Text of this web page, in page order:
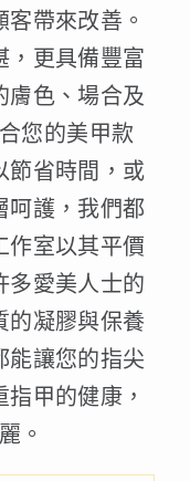
帶來改善。
，更具備豐富
膚色、場合及
您的美甲款
節省時間，或
呵護，我們都
作室以其平價
多愛美人士的
的凝膠與保養
能讓您的指尖
甲的健康，
。